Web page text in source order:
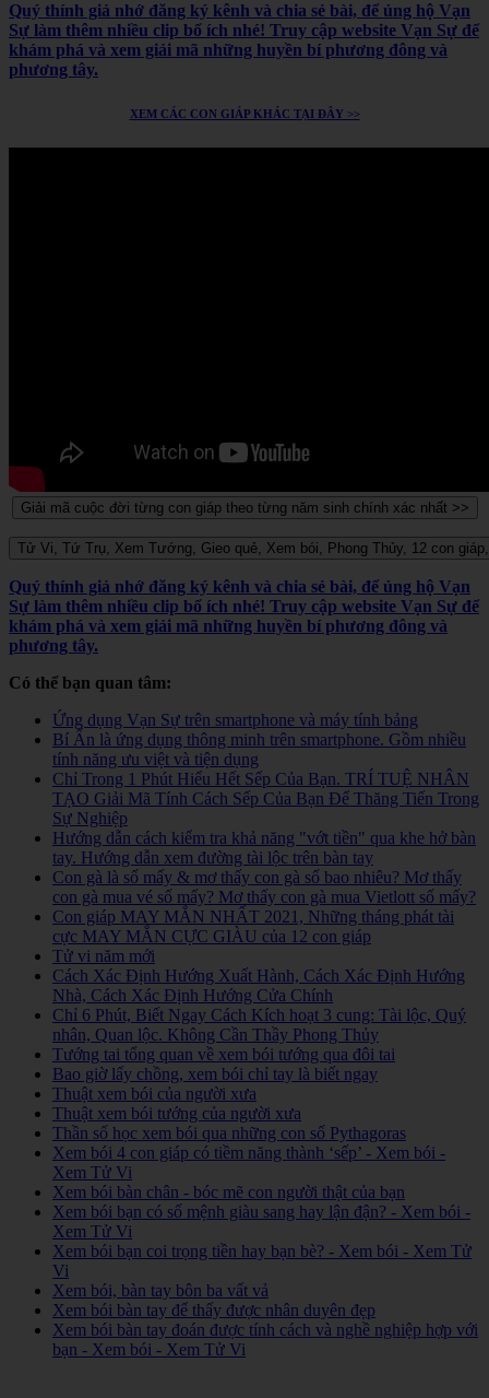
Quý thính giả nhớ đăng ký kênh và chia sẻ bài, để ủng hộ Vạn
Sự làm thêm nhiều clip bổ ích nhé! Truy cập website Vạn Sự để
khám phá và xem giải mã những huyền bí phương đông và
phương tây.
XEM CÁC CON GIÁP KHÁC TẠI ĐÂY >>
Quý thính giả nhớ đăng ký kênh và chia sẻ bài, để ủng hộ Vạn
Sự làm thêm nhiều clip bổ ích nhé! Truy cập website Vạn Sự để
khám phá và xem giải mã những huyền bí phương đông và
phương tây.
Có thể bạn quan tâm:
Ứng dụng Vạn Sự trên smartphone và máy tính bảng
Bí Ẩn là ứng dụng thông minh trên smartphone. Gồm nhiều
tính năng ưu việt và tiện dụng
Chỉ Trong 1 Phút Hiểu Hết Sếp Của Bạn. TRÍ TUỆ NHÂN
TẠO Giải Mã Tính Cách Sếp Của Bạn Để Thăng Tiến Trong
Sự Nghiệp
Hướng dẫn cách kiểm tra khả năng "vớt tiền" qua khe hở bàn
tay. Hướng dẫn xem đường tài lộc trên bàn tay
Con gà là số mấy & mơ thấy con gà số bao nhiêu? Mơ thấy
con gà mua vé số mấy? Mơ thấy con gà mua Vietlott số mấy?
Con giáp MAY MẮN NHẤT 2021, Những tháng phát tài
cực MAY MẮN CỰC GIÀU của 12 con giáp
Tử vi năm mới
Cách Xác Định Hướng Xuất Hành, Cách Xác Định Hướng
Nhà, Cách Xác Định Hướng Cửa Chính
Chỉ 6 Phút, Biết Ngay Cách Kích hoạt 3 cung: Tài lộc, Quý
nhân, Quan lộc. Không Cần Thầy Phong Thủy
Tướng tai tổng quan về xem bói tướng qua đôi tai
Bao giờ lấy chồng, xem bói chỉ tay là biết ngay
Thuật xem bói của người xưa
Thuật xem bói tướng của người xưa
Thần số học xem bói qua những con số Pythagoras
Xem bói 4 con giáp có tiềm năng thành ‘sếp’ - Xem bói -
Xem Tử Vi
Xem bói bàn chân - bóc mẽ con người thật của bạn
Xem bói bạn có số mệnh giàu sang hay lận đận? - Xem bói -
Xem Tử Vi
Xem bói bạn coi trọng tiền hay bạn bè? - Xem bói - Xem Tử
Vi
Xem bói, bàn tay bôn ba vất vả
Xem bói bàn tay để thấy được nhân duyên đẹp
Xem bói bàn tay đoán được tính cách và nghề nghiệp hợp với
bạn - Xem bói - Xem Tử Vi